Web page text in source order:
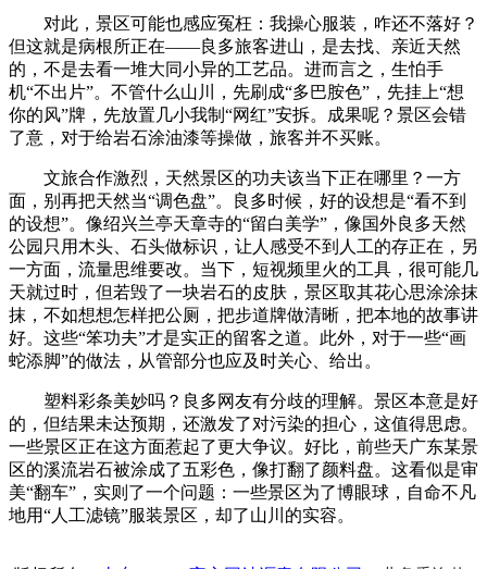
对此，景区可能也感应冤枉：我操心服装，咋还不落好？
但这就是病根所正在——良多旅客进山，是去找、亲近天然
的，不是去看一堆大同小异的工艺品。进而言之，生怕手
机“不出片”。不管什么山川，先刷成“多巴胺色”，先挂上“想
你的风”牌，先放置几小我制“网红”安拆。成果呢？景区会错
了意，对于给岩石涂油漆等操做，旅客并不买账。
文旅合作激烈，天然景区的功夫该当下正在哪里？一方
面，别再把天然当“调色盘”。良多时候，好的设想是“看不到
的设想”。像绍兴兰亭天章寺的“留白美学”，像国外良多天然
公园只用木头、石头做标识，让人感受不到人工的存正在，另
一方面，流量思维要改。当下，短视频里火的工具，很可能几
天就过时，但若毁了一块岩石的皮肤，景区取其花心思涂涂抹
抹，不如想想怎样把公厕，把步道牌做清晰，把本地的故事讲
好。这些“笨功夫”才是实正的留客之道。此外，对于一些“画
蛇添脚”的做法，从管部分也应及时关心、给出。
塑料彩条美妙吗？良多网友有分歧的理解。景区本意是好
的，但结果未达预期，还激发了对污染的担心，这值得思虑。
一些景区正在这方面惹起了更大争议。好比，前些天广东某景
区的溪流岩石被涂成了五彩色，像打翻了颜料盘。这看似是审
美“翻车”，实则了一个问题：一些景区为了博眼球，自命不凡
地用“人工滤镜”服装景区，却了山川的实容。